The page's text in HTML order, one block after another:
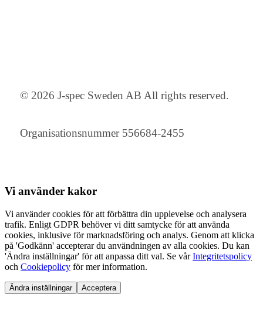
© 2026 J-spec Sweden AB All rights reserved.
Organisationsnummer 556684-2455
Vi använder kakor
Vi använder cookies för att förbättra din upplevelse och analysera
trafik. Enligt GDPR behöver vi ditt samtycke för att använda
cookies, inklusive för marknadsföring och analys. Genom att klicka
på 'Godkänn' accepterar du användningen av alla cookies. Du kan
'Ändra inställningar' för att anpassa ditt val. Se vårIntegritetspolicy
och Cookiepolicy för mer information.
Ändra inställningar Acceptera